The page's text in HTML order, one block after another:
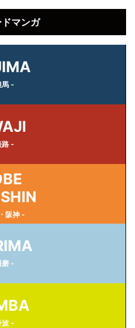
マンガ
-
-
阪神 -
磨 -
-